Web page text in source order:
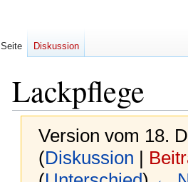
Lackpflege
Version vom 18.
(Diskussion |
Seite Diskussion